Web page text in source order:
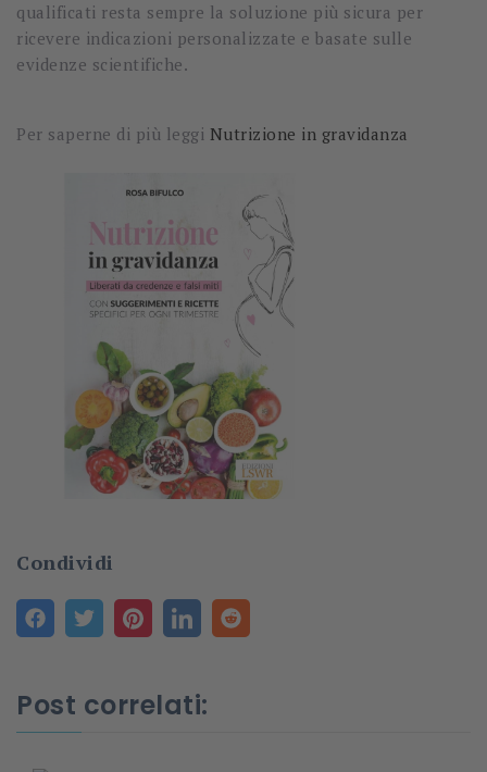
qualificati resta sempre la soluzione più sicura per
ricevere indicazioni personalizzate e basate sulle
evidenze scientifiche.
Per saperne di più leggi Nutrizione in gravidanza
Condividi
Post correlati: